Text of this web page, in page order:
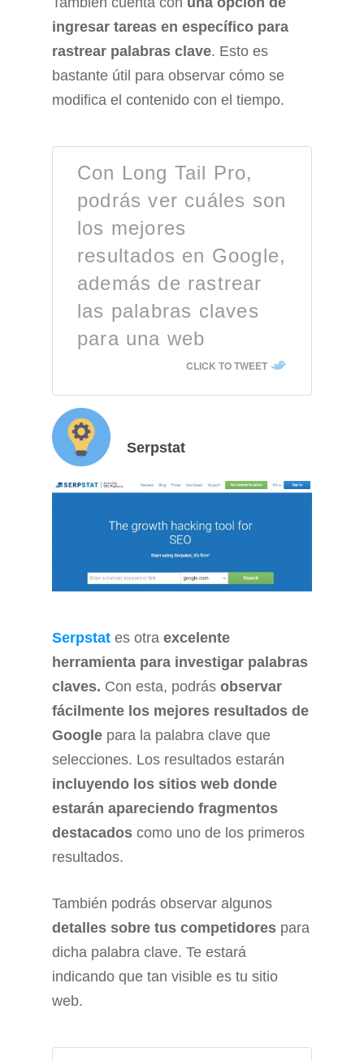
ingresar tareas en específico para
rastrear palabras clave. Esto es
bastante útil para observar cómo se
modifica el contenido con el tiempo.
Con Long Tail Pro,
podrás ver cuáles son
los mejores
resultados en Google,
además de rastrear
las palabras claves
para una web
CLICK TO TWEET
Serpstat
Serpstat es otra excelente
herramienta para investigar palabras
claves. Con esta, podrás observar
fácilmente los mejores resultados de
Google para la palabra clave que
selecciones. Los resultados estarán
incluyendo los sitios web donde
estarán apareciendo fragmentos
destacados como uno de los primeros
resultados.
También podrás observar algunos
detalles sobre tus competidores para
dicha palabra clave. Te estará
indicando que tan visible es tu sitio
web.